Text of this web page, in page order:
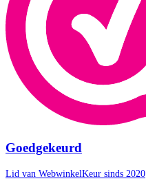
Goedgekeurd
Lid van WebwinkelKeur sinds 2020